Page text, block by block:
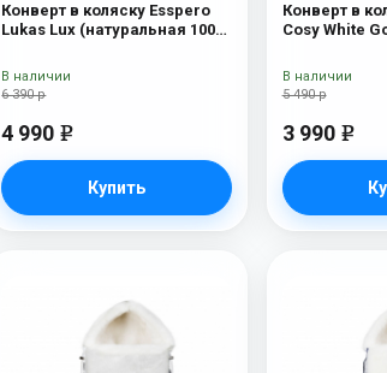
Конверт в коляску Esspero
Lukas Lux (натуральная 100%
6 390 р
4 990 e
Купить
В наличии
Конверт в
Cosy White
5 490 р
3 990 e
В наличии